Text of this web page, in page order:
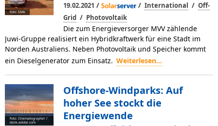
Foto: SMA
19.02.2021 / / International / Off-
Grid / Photovoltaik
Die zum Energieversorger MVV zählende
Juwi-Gruppe realisiert ein Hybridkraftwerk für eine Stadt im
Norden Australiens. Neben Photovoltaik und Speicher kommt
ein Dieselgenerator zum Einsatz. Weiterlesen...
Foto: Cinematographer /
stock.adobe.com
Offshore-Windparks: Auf
hoher See stockt die
Energiewende